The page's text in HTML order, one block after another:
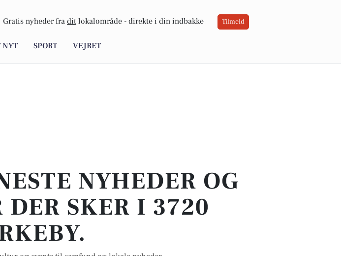
Gratis nyheder fra dit lokalområde - direkte i din indbakke Tilmeld
NYT SPORT VEJRET
NYHEDER OG
SKER I 3720